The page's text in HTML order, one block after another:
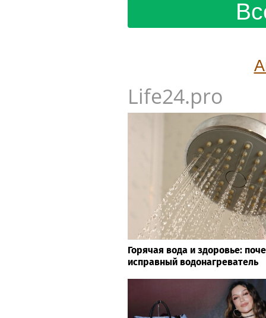
Life24.pro
Горячая вода и здоровье:
исправный водонагреватель